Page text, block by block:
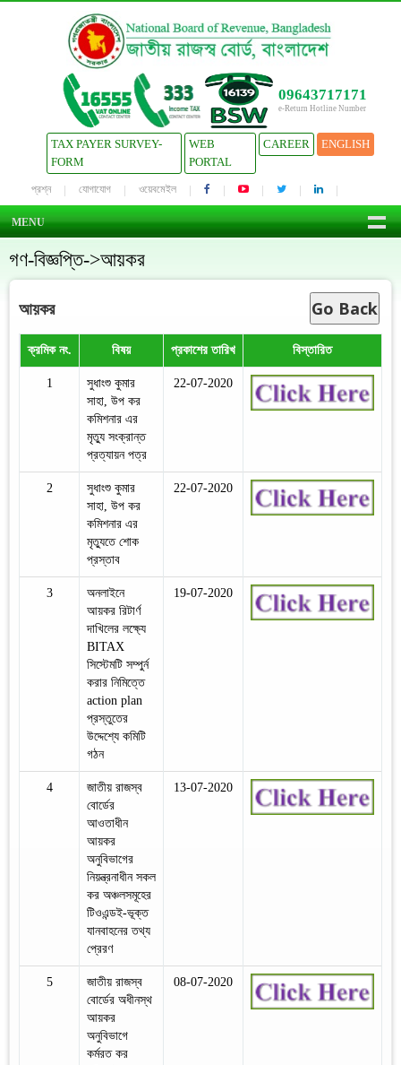
09643717171
e-Return Hotline Number
TAX PAYER SURVEY-
FORM
WEB
PORTAL
CAREER ENGLISH
প্রশ্ন যোগাযোগ ওয়েবমেইল
MENU
গণ-বিজ্ঞপ্তি->আয়কর
আয়কর Go Back
ক্রমিক নং. বিষয় প্রকাশের তারিখ বিস্তারিত
1
সুধাংশু কুমার
সাহা, উপ কর
কমিশনার এর
মৃত্যু সংক্রান্ত
প্রত্যায়ন পত্র
22-07-2020
2
সুধাংশু কুমার
সাহা, উপ কর
কমিশনার এর
মৃত্যুতে শোক
প্রস্তাব
22-07-2020
3
অনলাইনে
আয়কর রিটার্ণ
দাখিলের লক্ষ্যে
BITAX
সিস্টেমটি সম্পুর্ন
করার নিমিত্তে
action plan
প্রস্তুতের
উদ্দেশ্যে কমিটি
গঠন
19-07-2020
4
জাতীয় রাজস্ব
বোর্ডের
আওতাধীন
আয়কর
অনুবিভাগের
নিয়ন্ত্রনাধীন সকল
কর অঞ্চলসমূহের
টিওএন্ডই-ভূক্ত
যানবাহনের তথ্য
প্রেরণ
13-07-2020
5
জাতীয় রাজস্ব
বোর্ডের অধীনস্থ
আয়কর
অনুবিভাগে
কর্মরত কর
08-07-2020